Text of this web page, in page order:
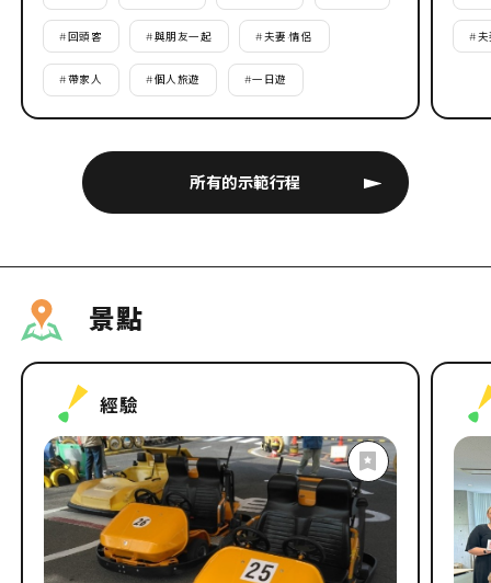
所有的示範行程
# 回頭客 #與朋友一起 #夫妻·情侶
#帶家人 #個人旅遊 #一日遊
#夫
景點
經驗